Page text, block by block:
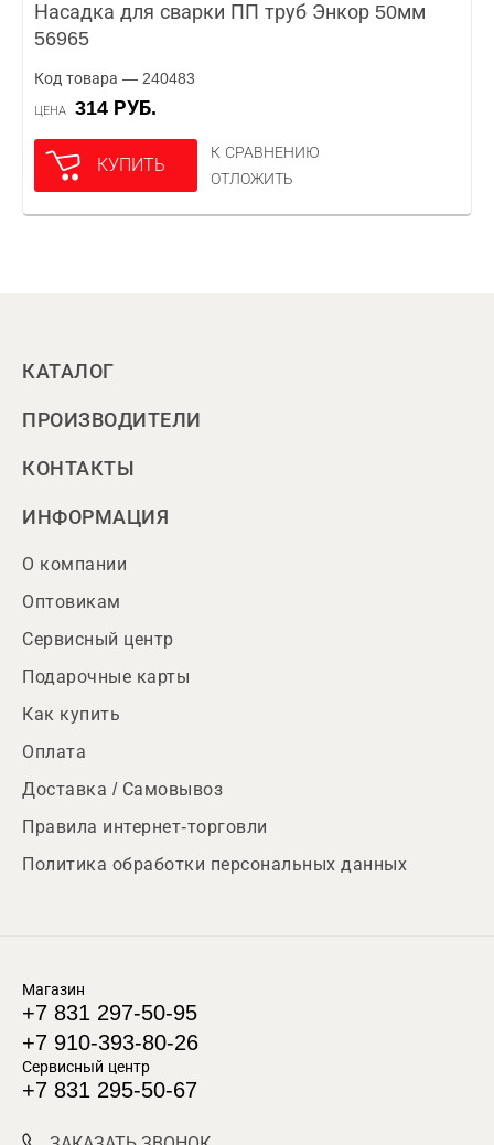
Насадка для сварки ПП труб Энкор 50мм
56965
Код товара — 240483
ЦЕНА 314 РУБ.
КУПИТЬ
К СРАВНЕНИЮ
ОТЛОЖИТЬ
КАТАЛОГ
ПРОИЗВОДИТЕЛИ
КОНТАКТЫ
ИНФОРМАЦИЯ
О компании
Оптовикам
Сервисный центр
Подарочные карты
Как купить
Оплата
Доставка / Самовывоз
Правила интернет-торговли
Политика обработки персональных данных
Магазин
+7 831 297-50-95
+7 910-393-80-26
Сервисный центр
+7 831 295-50-67